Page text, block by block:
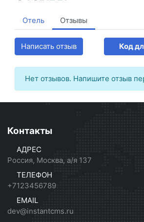
Отель Отзывы
Написать отзыв Код
Нет отзывов. Напишите отзыв
Контакты
АДРЕС
Россия, Москва, а/я 137
ТЕЛЕФОН
+7123456789
EMAIL
dev@instantcms.ru